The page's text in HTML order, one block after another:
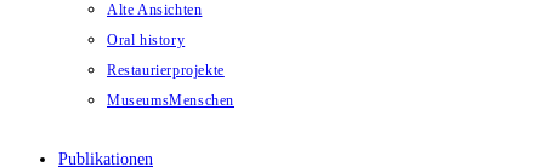
Alte Ansichten
Oral history
Restaurierprojekte
MuseumsMenschen
Publikationen